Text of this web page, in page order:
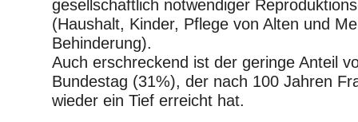
gesellschaftlich notwendiger
(Haushalt, Kinder, Pflege von Alten und
Behinderung).
Auch erschreckend ist der geringe Anteil
Bundestag (31%), der nach 100 Jahren
wieder ein Tief erreicht hat.